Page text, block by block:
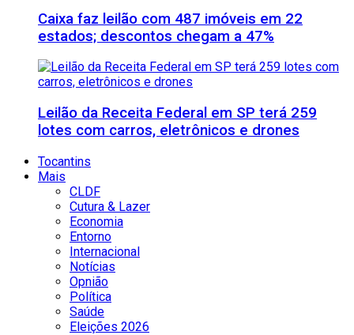
Caixa faz leilão com 487 imóveis em 22
estados; descontos chegam a 47%
Leilão da Receita Federal em SP terá 259
lotes com carros, eletrônicos e drones
Tocantins
Mais
CLDF
Cutura & Lazer
Economia
Entorno
Internacional
Notícias
Opnião
Política
Saúde
Eleições 2026